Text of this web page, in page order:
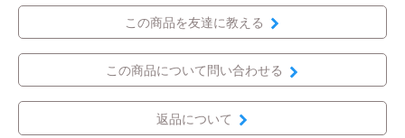
この商品を友達に教える
この商品について問い合わせる
返品について